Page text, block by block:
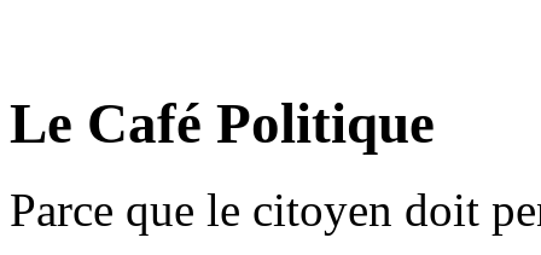
Le Café Politique
Parce que le citoyen doit